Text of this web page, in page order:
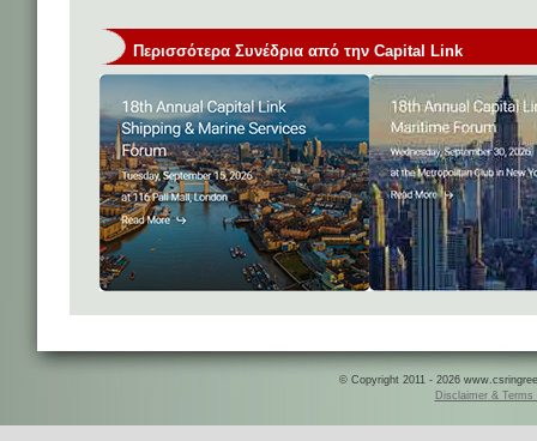
Περισσότερα Συνέδρια από την Capital Link
© Copyright 2011 - 2026
Disclaimer & Terms